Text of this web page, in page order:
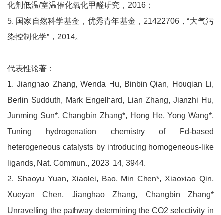
化剂低温/室温催化氧化甲醛研究，2016；
5. 国家自然科学基金，优秀青年基金，21422706，“大气污
染控制化学”，2014。
代表性论著：
1. Jianghao Zhang, Wenda Hu, Binbin Qian, Houqian Li,
Berlin Sudduth, Mark Engelhard, Lian Zhang, Jianzhi Hu,
Junming Sun*, Changbin Zhang*, Hong He, Yong Wang*,
Tuning hydrogenation chemistry of Pd-based
heterogeneous catalysts by introducing homogeneous-like
ligands, Nat. Commun., 2023, 14, 3944.
2. Shaoyu Yuan, Xiaolei, Bao, Min Chen*, Xiaoxiao Qin,
Xueyan Chen, Jianghao Zhang, Changbin Zhang*
Unravelling the pathway determining the CO2 selectivity in